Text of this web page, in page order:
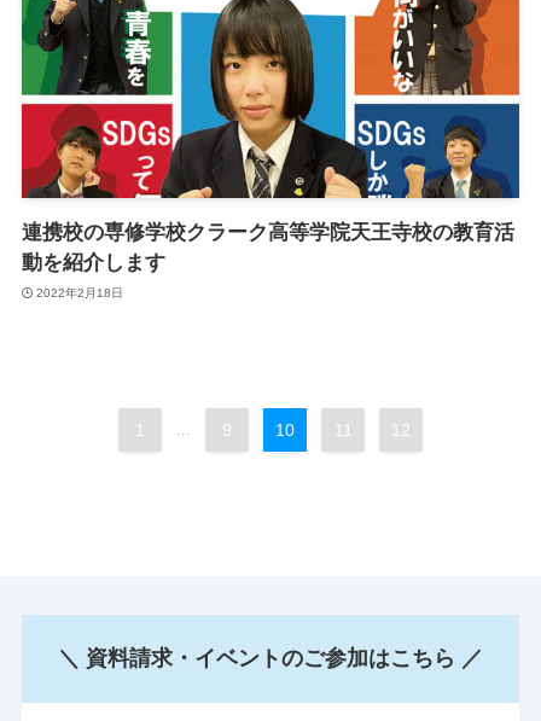
連携校の専修学校クラーク高等学院天王寺校の教育活
動を紹介します
2022年2月18日
1 ... 9 10 11 12
＼ 資料請求・イベントのご参加はこちら ／